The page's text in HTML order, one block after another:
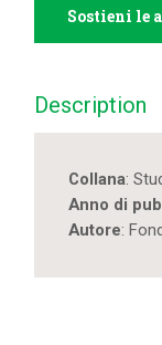
Sostieni le
Description
Collana:
Anno di
Autore: